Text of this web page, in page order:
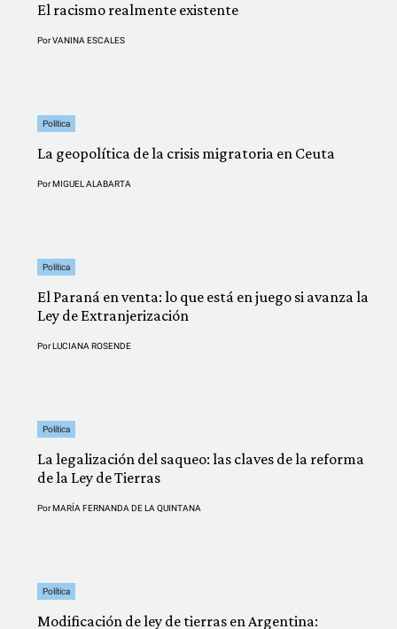
El racismo realmente existente
PorVANINA ESCALES
Política
La geopolítica de la crisis migratoria en Ceuta
PorMIGUEL ALABARTA
Política
El Paraná en venta: lo que está en juego si avanza la
Ley de Extranjerización
PorLUCIANA ROSENDE
Política
La legalización del saqueo: las claves de la reforma
de la Ley de Tierras
PorMARÍA FERNANDA DE LA QUINTANA
Política
Modificación de ley de tierras en Argentina: